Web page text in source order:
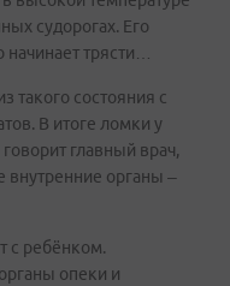
судорогах. Его
начинает трясти…
такого состояния с
В итоге ломки у
главный врач,
внутренние органы –
с ребёнком.
опеки и